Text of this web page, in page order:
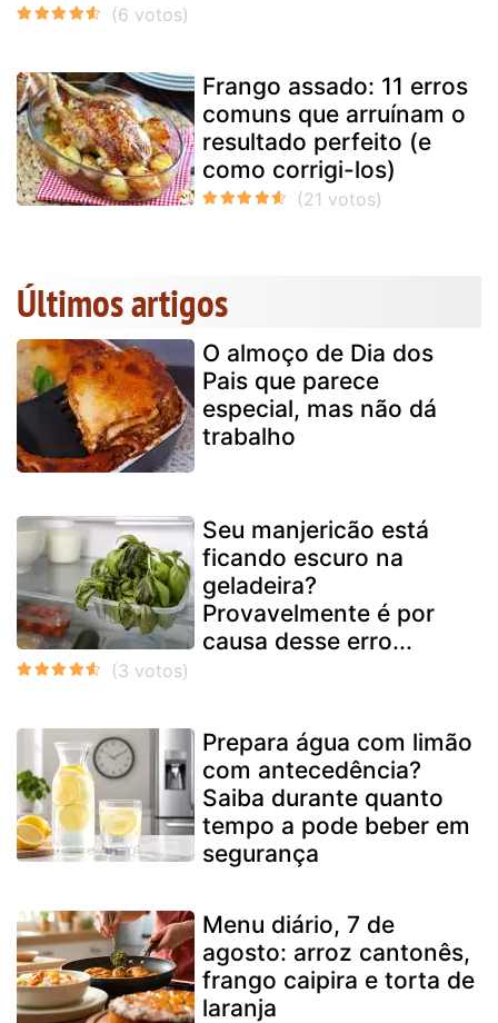
Frango assado: 11 erros
comuns que arruínam o
resultado perfeito (e
como corrigi-los)
Últimos artigos
O almoço de Dia dos
Pais que parece
especial, mas não dá
trabalho
Seu manjericão está
ficando escuro na
geladeira?
Provavelmente é por
causa desse erro...
Prepara água com limão
com antecedência?
Saiba durante quanto
tempo a pode beber em
segurança
Menu diário, 7 de
agosto: arroz cantonês,
frango caipira e torta de
laranja